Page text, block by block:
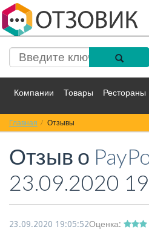
Компании Товары Рестораны
Спорт Фильмы
Красота Здоровье Остальное
Главная Отзывы
Отзыв о
23.09.2020
23.09.2020 19:05:52Оценка: